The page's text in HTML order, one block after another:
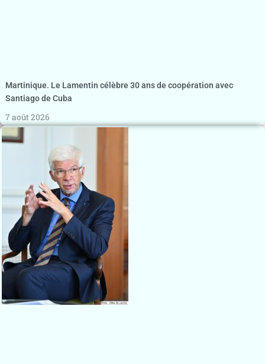
Martinique. Le Lamentin célèbre 30 ans de coopération avec
Santiago de Cuba
7 août 2026